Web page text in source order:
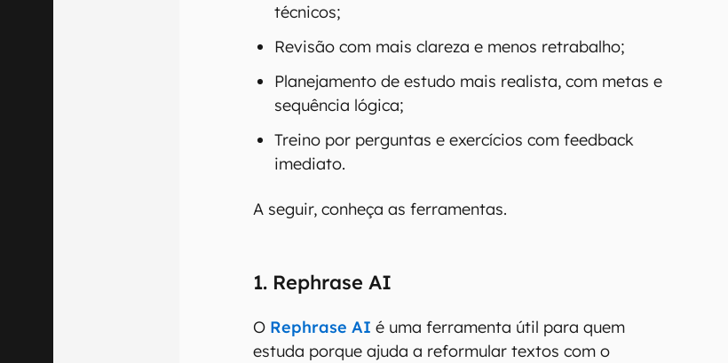
técnicos;
Revisão com mais clareza e menos retrabalho;
Planejamento de estudo mais realista, com metas e
sequência lógica;
Treino por perguntas e exercícios com feedback
imediato.
A seguir, conheça as ferramentas.
1. Rephrase AI
O Rephrase AI é uma ferramenta útil para quem
estuda porque ajuda a reformular textos com o